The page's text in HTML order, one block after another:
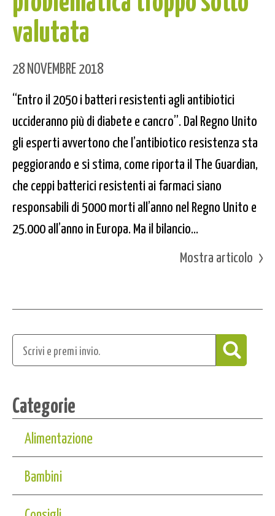
valutata
28 NOVEMBRE 2018
“Entro il 2050 i batteri resistenti agli antibiotici
uccideranno più di diabete e cancro”. Dal Regno Unito
gli esperti avvertono che l’antibiotico resistenza sta
peggiorando e si stima, come riporta il The Guardian,
che ceppi batterici resistenti ai farmaci siano
responsabili di 5000 morti all’anno nel Regno Unito e
25.000 all’anno in Europa. Ma il bilancio...
Mostra articolo
Categorie
Alimentazione
Bambini